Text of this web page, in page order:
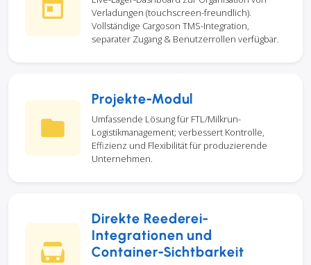
Verladungen (touchscreen-freundlich).
Vollständige Cargoson TMS-Integration,
separater Zugang & Benutzerrollen verfügbar.
Projekte-Modul
Umfassende Lösung für FTL/Milkrun-
Logistikmanagement; verbessert Kontrolle,
Effizienz und Flexibilität für produzierende
Unternehmen.
Direkte Reederei-
Integrationen und
Container-Sichtbarkeit